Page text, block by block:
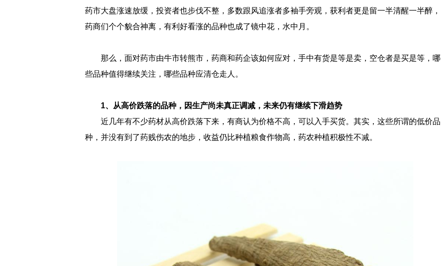
药市大盘涨速放缓，投资者也步伐不整，多数跟风追涨者多袖手旁观，获利者更是留一半清醒一半醉，
药商们个个貌合神离，有利好看涨的品种也成了镜中花，水中月。
那么，面对药市由牛市转熊市，药商和药企该如何应对，手中有货是等是卖，空仓者是买是等，哪
些品种值得继续关注，哪些品种应清仓走人。
1、从高价跌落的品种，因生产尚未真正调减，未来仍有继续下滑趋势
近几年有不少药材从高价跌落下来，有商认为价格不高，可以入手买货。其实，这些所谓的低价品
种，并没有到了药贱伤农的地步，收益仍比种植粮食作物高，药农种植积极性不减。